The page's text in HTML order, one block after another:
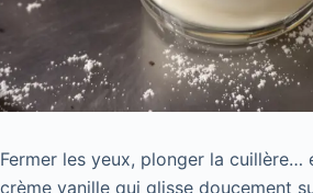
Fermer les yeux, plonger la cuillère…
crème vanille qui glisse doucement